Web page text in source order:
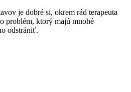
je dobré si, okrem rád terapeuta
problém, ktorý majú mnohé
odstrániť.